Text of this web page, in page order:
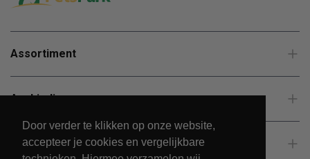
Door verder te klikken op onze website,
accepteer je cookies en vergelijkbare
Assortiment
Aanbiedingen
Klantenservice